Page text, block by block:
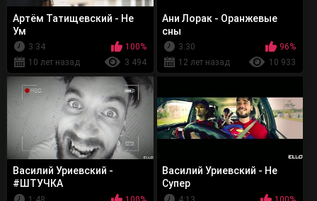
Артём Татищевский - Не
Ум
3:34
100%
10 лет назад
3 494
Ани Лорак - Оранжевые
сны
3:30
96%
12 лет назад
10 933
Василий Уриевский -
#ШТУЧКА
Василий Уриевский - Не
Супер